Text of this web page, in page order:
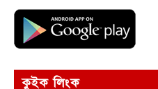
কুইক লিংক